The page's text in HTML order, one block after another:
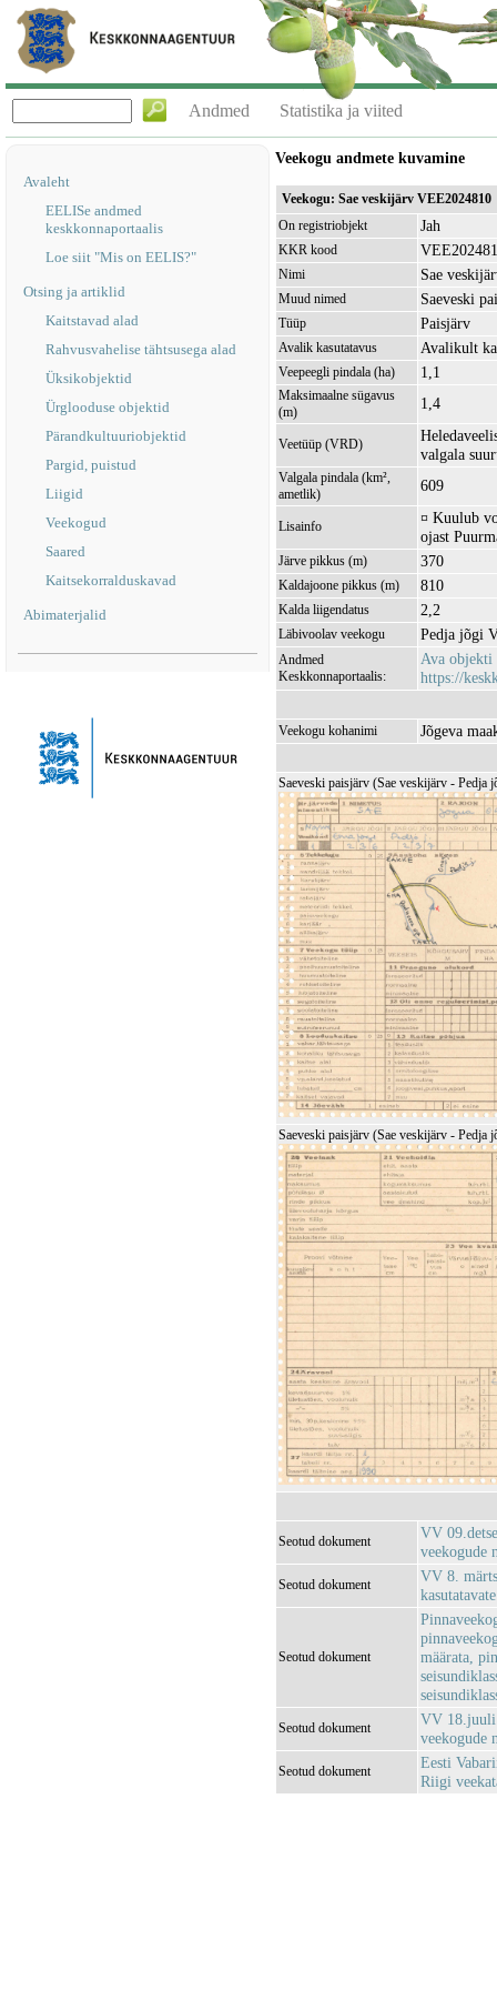
Andmed Statistika ja viited
Avaleht
EELISe andmed
keskkonnaportaalis
Loe siit "Mis on EELIS?"
Otsing ja artiklid
Kaitstavad alad
Rahvusvahelise tähtsusega alad
Üksikobjektid
Ürglooduse objektid
Pärandkultuuriobjektid
Pargid, puistud
Liigid
Veekogud
Saared
Kaitsekorralduskavad
Abimaterjalid
Veekogu andmete kuvamine
Veekogu: Sae veskijärv VEE2024810
On registriobjekt
Jah
KKR kood
Nimi Sae
Muud nimed Saeveski
Tüüp Paisjärv
Avalik kasutatavus Avalikult
Veepeegli pindala (ha) 1,1
Maksimaalne sügavus
(m)
1,4
Veetüüp (VRD)
valgala
Valgala pindala (km²,
ametlik)
609
Lisainfo
¤ Kuulub
ojast
Järve pikkus (m) 370
Kaldajoone pikkus (m) 810
Kalda liigendatus 2,2
Läbivoolav veekogu Pedja jõgi
Andmed
Keskkonnaportaalis:
Ava objekti
https://
Veekogu kohanimi Jõgeva
Saeveski paisjärv (Sae veskijärv - Pedja
Saeveski paisjärv (Sae veskijärv - Pedja
Seotud dokument
VV
veekogude
Seotud dokument
VV 8.
Seotud dokument
määrata,
Seotud dokument
VV 18.juuli
veekogude
Seotud dokument
Eesti
Riigi